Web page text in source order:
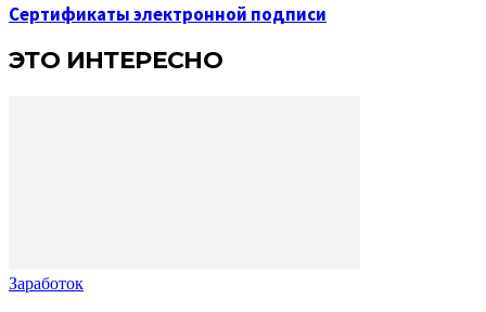
Сертификаты электронной подписи
ЭТО ИНТЕРЕСНО
Заработок